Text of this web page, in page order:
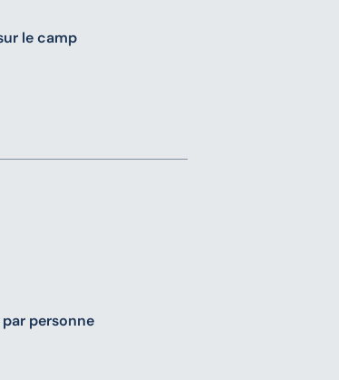
le camp
par personne